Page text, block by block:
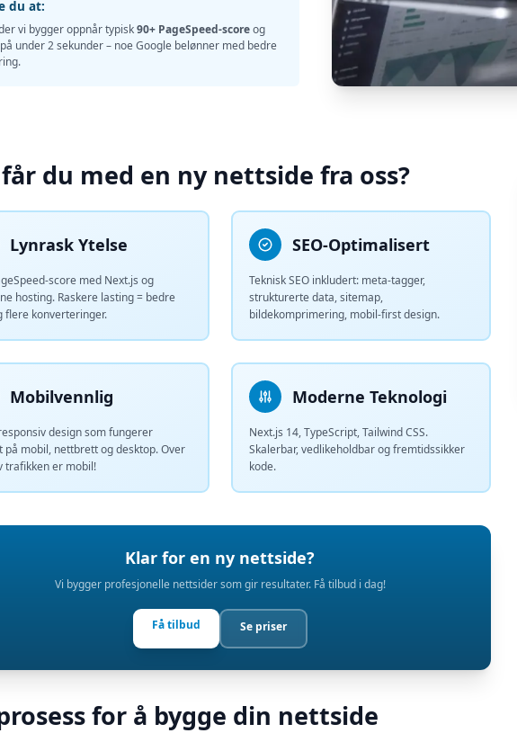
du at:
vi bygger oppnår typisk90+ PageSpeed-scoreog
under 2 sekunder – noe Google belønner med bedre
du med en ny nettside fra oss?
Lynrask Ytelse
score med Next.js og
hosting. Raskere lasting = bedre
flere konverteringer.
SEO-Optimalisert
Teknisk SEO inkludert: meta-tagger,
strukturerte data, sitemap,
bildekomprimering, mobil-first design.
Mobilvennlig
design som fungerer
på mobil, nettbrett og desktop. Over
trafikken er mobil!
Moderne Teknologi
Next.js 14, TypeScript, Tailwind CSS.
Skalerbar, vedlikeholdbar og fremtidssikker
kode.
Klar for en ny nettside?
Vi bygger profesjonelle nettsider som gir resultater. Få tilbud i dag!
Få tilbud Se priser
for å bygge din nettside